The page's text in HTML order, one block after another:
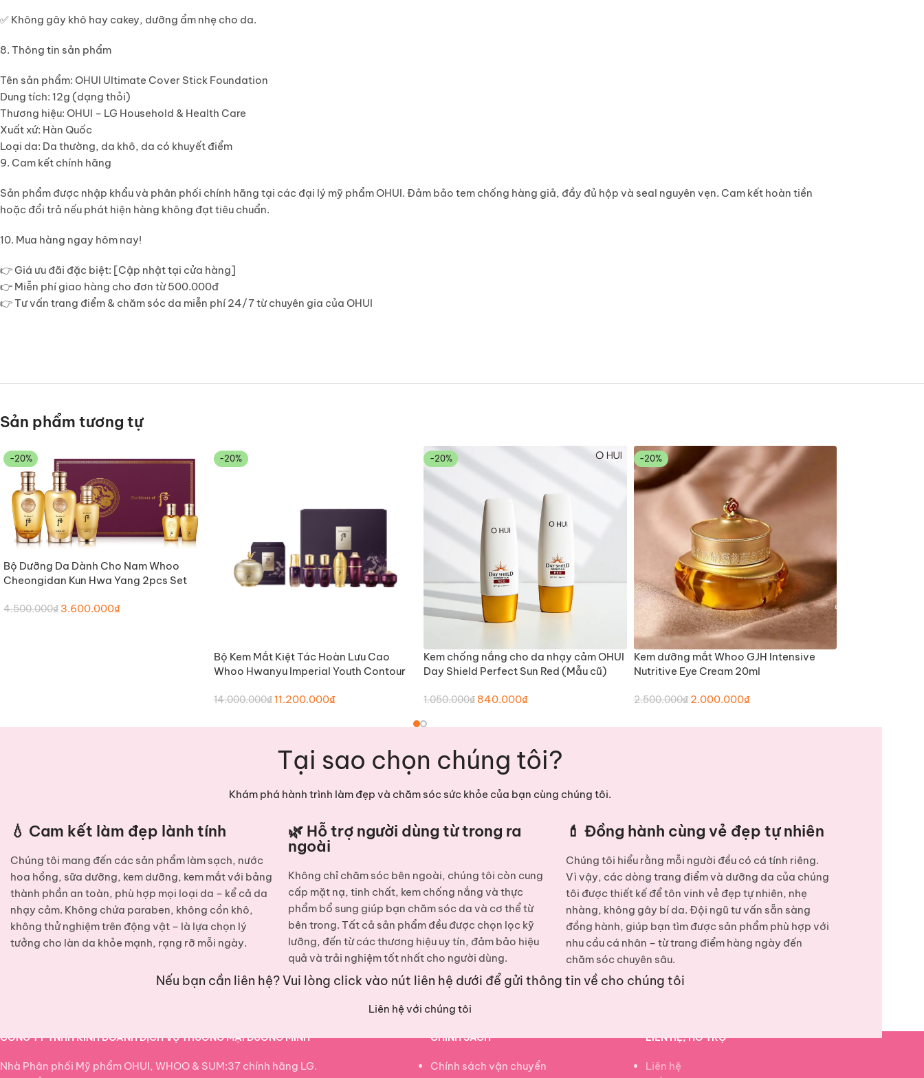
✅ Không gây khô hay cakey, dưỡng ẩm nhẹ cho da.
8. Thông tin sản phẩm
Tên sản phẩm: OHUI Ultimate Cover Stick Foundation
Dung tích: 12g (dạng thỏi)
Thương hiệu: OHUI – LG Household & Health Care
Xuất xứ: Hàn Quốc
Loại da: Da thường, da khô, da có khuyết điểm
9. Cam kết chính hãng
Sản phẩm được nhập khẩu và phân phối chính hãng tại các đại lý mỹ phẩm OHUI. Đảm bảo tem chống hàng giả, đầy đủ hộp và seal nguyên vẹn. Cam kết hoàn tiền
hoặc đổi trả nếu phát hiện hàng không đạt tiêu chuẩn.
10. Mua hàng ngay hôm nay!
👉Giá ưu đãi đặc biệt: [Cập nhật tại cửa hàng]
👉 Miễn phí giao hàng cho đơn từ 500.000đ
👉Tư vấn trang điểm & chăm sóc da miễn phí 24/7từ chuyên gia của OHUI
Sản phẩm tương tự
-20%
THÊM VÀO GIỎ HÀNG
Bộ Dưỡng Da Dành Cho Nam Whoo
Cheongidan Kun Hwa Yang 2pcs Set
4.500.000₫ 3.600.000₫
-20%
THÊM VÀO GIỎ HÀNG
Bộ Kem Mắt Kiệt Tác Hoàn Lưu Cao
Whoo Hwanyu Imperial Youth Contour
60ml)
14.000.000₫11.200.000₫
-20%
THÊM VÀO GIỎ HÀNG
Kem chống nắng cho da nhạy cảm OHUI
Day Shield Perfect Sun Red (Mẫu cũ)
1.050.000₫ 840.000₫
-20%
THÊM VÀO GIỎ HÀNG
Kem dưỡng mắt Whoo GJH Intensive
Nutritive Eye Cream 20ml
2.500.000₫ 2.000.000₫
Tại sao chọn chúng tôi?
Khám phá hành trình làm đẹp và chăm sóc sức khỏe của bạn cùng chúng tôi.
💧 Cam kết làm đẹp lành tính
Chúng tôi mang đến các sản phẩm làm sạch, nước
hoa hồng, sữa dưỡng, kem dưỡng, kem mắtvới bảng
thành phần an toàn, phù hợp mọi loại da – kể cả da
nhạy cảm. Không chứa paraben, không cồn khô,
không thử nghiệm trên động vật – là lựa chọn lý
tưởng cho làn da khỏe mạnh, rạng rỡ mỗi ngày.
🌿 Hỗ trợ người dùng từ trong ra
ngoài
Không chỉ chăm sóc bên ngoài, chúng tôi còn cung
cấp mặt nạ, tinh chất, kem chống nắng và thực
phẩm bổ sung giúp bạn chăm sóc da và cơ thể từ
bên trong. Tất cả sản phẩm đều được chọn lọc kỹ
lưỡng, đến từ các thương hiệu uy tín, đảm bảo hiệu
quả và trải nghiệm tốt nhất cho người dùng.
💄 Đồng hành cùng vẻ đẹp tự nhiên
Chúng tôi hiểu rằng mỗi người đều có cá tính riêng.
Vì vậy, các dòng trang điểm và dưỡng da của chúng
tôi được thiết kế để tôn vinh vẻ đẹp tự nhiên, nhẹ
nhàng, không gây bí da. Đội ngũ tư vấn sẵn sàng
đồng hành, giúp bạn tìm được sản phẩm phù hợp với
nhu cầu cá nhân – từ trang điểm hàng ngày đến
chăm sóc chuyên sâu.
Nếu bạn cần liên hệ? Vui lòng click vào nút liên hệ dưới để gửi thông tin về cho chúng tôi
Liên hệ với chúng tôi
CÔNG TY TNHH KINH DOANH DỊCH VỤ THƯƠNG MẠI DƯƠNG MINH
Nhà Phân phối Mỹ phẩm OHUI, WHOO & SUM:37 chính hãng LG.
CHÍNH SÁCH
Chính sách vận chuyển
LIÊN HỆ, HỖ TRỢ
Liên hệ